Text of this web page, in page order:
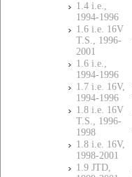
1.4 i.e.,
1994-1996
1.6 i.e. 16V
T.S., 1996-
2001
1.6 i.e.,
1994-1996
1.7 i.e. 16V,
1994-1996
1.8 i.e. 16V
T.S., 1996-
1998
1.8 i.e. 16V,
1998-2001
1.9 JTD,